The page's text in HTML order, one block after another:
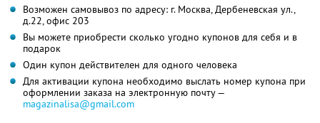
Возможен самовывоз по адресу: г. Москва, Дербеневская ул.,
д.22, офис 203
Вы можете приобрести сколько угодно купонов для себя и в
подарок
Один купон действителен для одного человека
Для активации купона необходимо выслать номер купона при
оформлении заказа на электронную почту —
magazinalisa@gmail.com